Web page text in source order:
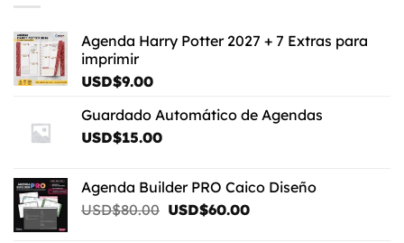
Agenda Harry Potter 2027 + 7 Extras para
imprimir
USD$9.00
Guardado Automático de Agendas
USD$15.00
Agenda Builder PRO Caico Diseño
USD$80.00 El
USD$60.00El